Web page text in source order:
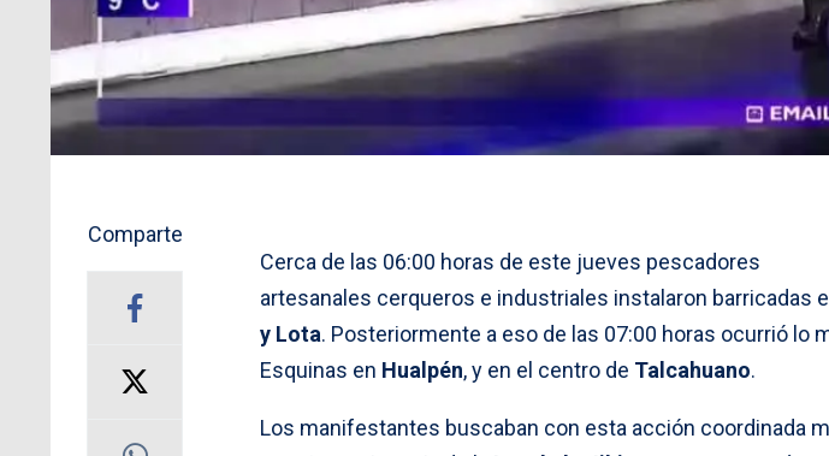
Comparte
Cerca de las 06:00 horas de este jueves pescadores
artesanales cerqueros e industriales instalaron barricadas
y Lota. Posteriormente a eso de las 07:00 horas ocurrió lo
Esquinas en Hualpén, y en el centro de Talcahuano.
Los manifestantes buscaban con esta acción coordinada